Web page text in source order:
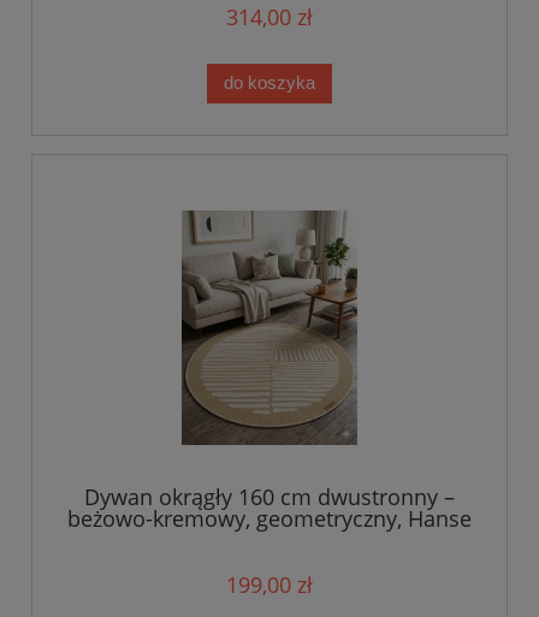
314,00 zł
do koszyka
Dywan okrągły 160 cm dwustronny –
beżowo-kremowy, geometryczny, Hanse
Home Twin Indoor/Outdoor
199,00 zł